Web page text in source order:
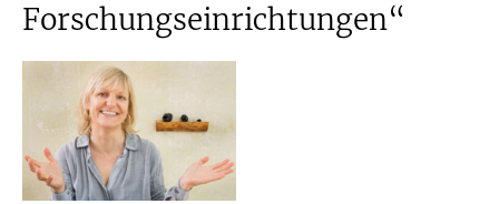
Forschungseinrichtungen“